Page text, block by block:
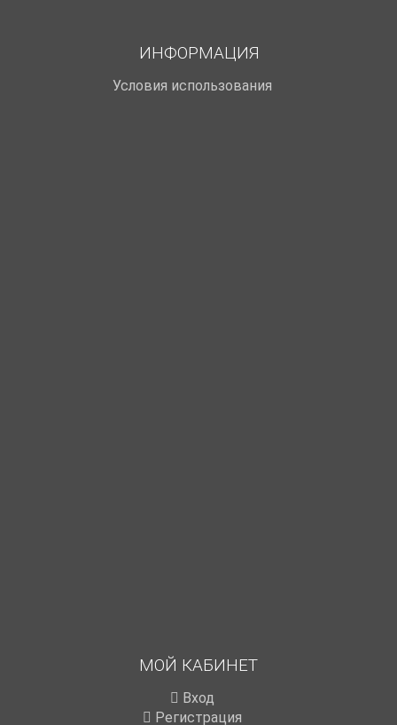
ИНФОРМАЦИЯ
Условия использования
МОЙ КАБИНЕТ
Вход
Регистрация